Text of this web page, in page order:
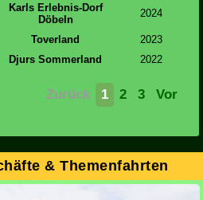
Karls Erlebnis-Dorf
Döbeln
2024
Toverland
2023
Djurs Sommerland 2022
Zurück 1 2 3 Vor
& Themenfahrten